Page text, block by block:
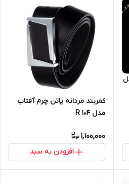
کمربند مردانه پاتن چرم آفتاب
مدل R 104
1,100,000
افزودن به سبد